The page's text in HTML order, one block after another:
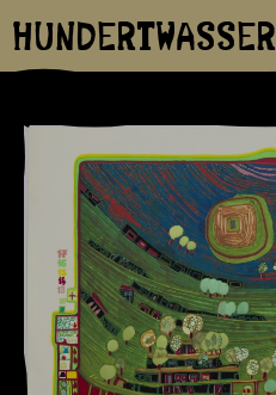
HUNDERTWASSER